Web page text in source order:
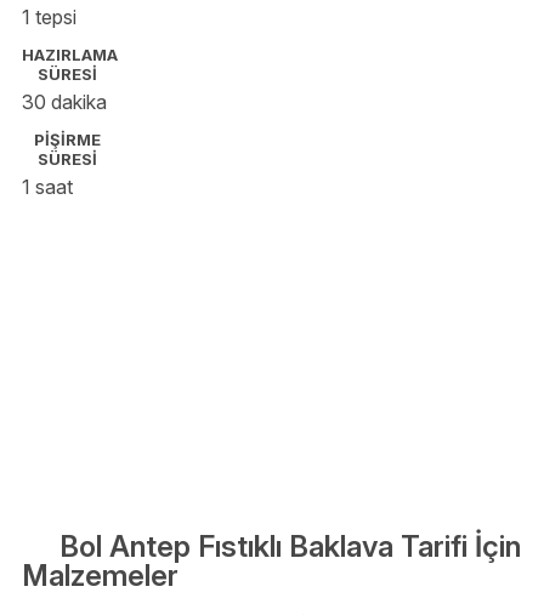
1 tepsi
HAZIRLAMA
SÜRESİ
30 dakika
PİŞİRME
SÜRESİ
1 saat
Bol Antep Fıstıklı Baklava Tarifi İçin
Malzemeler